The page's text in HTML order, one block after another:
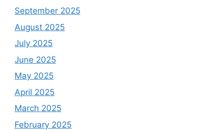
September 2025
August 2025
July 2025
June 2025
May 2025
April 2025
March 2025
February 2025